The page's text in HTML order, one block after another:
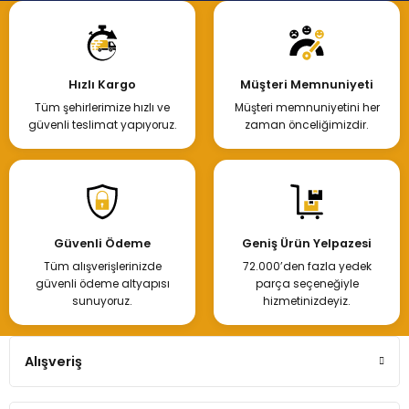
Hızlı Kargo
Tüm şehirlerimize hızlı ve
güvenli teslimat yapıyoruz.
Müşteri Memnuniyeti
Müşteri memnuniyetini her
zaman önceliğimizdir.
Güvenli Ödeme
Tüm alışverişlerinizde
güvenli ödeme altyapısı
sunuyoruz.
Geniş Ürün Yelpazesi
72.000’den fazla yedek
parça seçeneğiyle
hizmetinizdeyiz.
Alışveriş